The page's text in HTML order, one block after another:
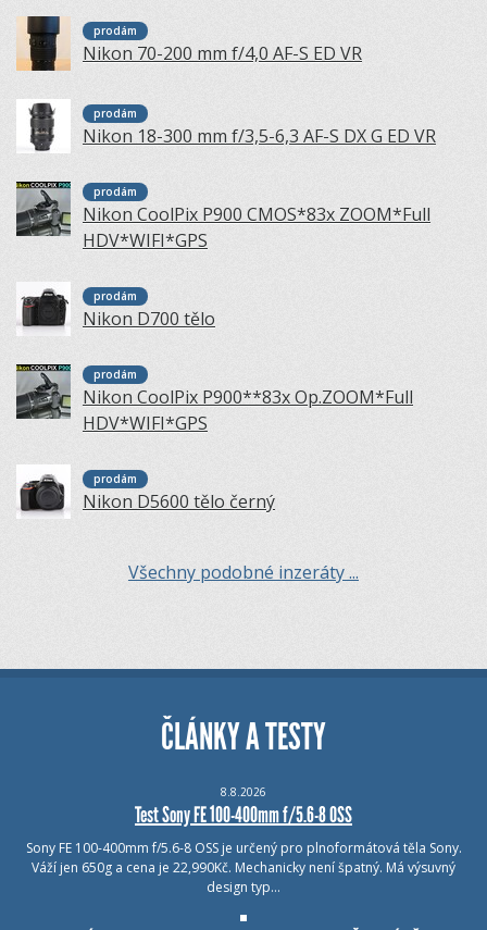
prodám
Nikon 70-200 mm f/4,0 AF-S ED VR
prodám
Nikon 18-300 mm f/3,5-6,3 AF-S DX G ED VR
prodám
Nikon CoolPix P900 CMOS*83x ZOOM*Full
HDV*WIFI*GPS
prodám
Nikon D700 tělo
prodám
Nikon CoolPix P900**83x Op.ZOOM*Full
HDV*WIFI*GPS
prodám
Nikon D5600 tělo černý
Všechny podobné inzeráty ...
ČLÁNKY A TESTY
8.8.2026
Test Sony FE 100-400mm f/5.6-8 OSS
Sony FE 100-400mm f/5.6-8 OSS je určený pro plnoformátová těla Sony.
Váží jen 650g a cena je 22,990Kč. Mechanicky není špatný. Má výsuvný
design typ…